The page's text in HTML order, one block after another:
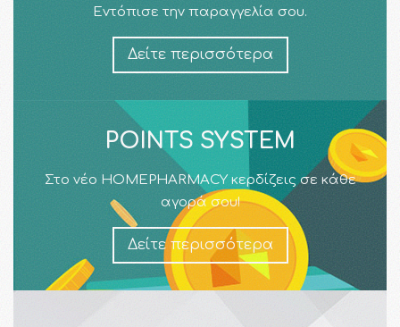
Εντόπισε την παραγγελία σου.
Δείτε περισσότερα
POINTS SYSTEM
Στο νέο HOMEPHARMACY κερδίζεις σε κάθε
αγορά σου!
Δείτε περισσότερα